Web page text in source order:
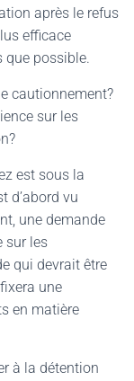
après le refus
efficace
que possible.
cautionnement?
sur les
est sous la
d’abord vu
une demande
sur les
qui devrait être
une
en matière
à la détention